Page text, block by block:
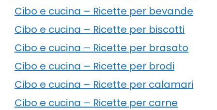
Cibo e cucina – Ricette per bevande
Cibo e cucina – Ricette per biscotti
Cibo e cucina – Ricette per brasato
Cibo e cucina – Ricette per brodi
Cibo e cucina – Ricette per calamari
Cibo e cucina – Ricette per carne